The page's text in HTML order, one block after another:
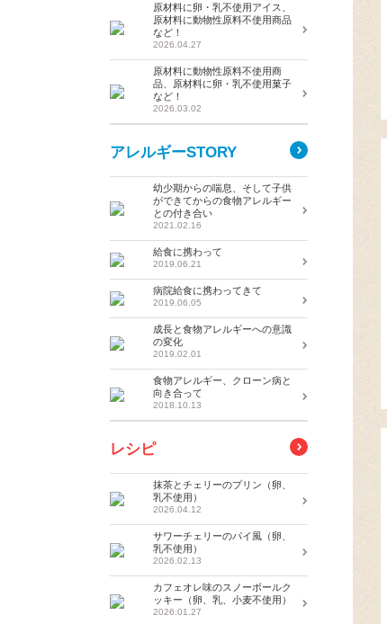
原材料に卵・乳不使用アイス、
原材料に動物性原料不使用商品
など！
2026.04.27
原材料に動物性原料不使用商
品、原材料に卵・乳不使用菓子
など！
2026.03.02
アレルギーSTORY
幼少期からの喘息、そして子供
ができてからの食物アレルギー
との付き合い
2021.02.16
給食に携わって
2019.06.21
病院給食に携わってきて
2019.06.05
成長と食物アレルギーへの意識
の変化
2019.02.01
食物アレルギー、クローン病と
向き合って
2018.10.13
レシピ
抹茶とチェリーのプリン（卵、
乳不使用）
2026.04.12
サワーチェリーのパイ風（卵、
乳不使用）
2026.02.13
カフェオレ味のスノーボールク
ッキー（卵、乳、小麦不使用）
2026.01.27